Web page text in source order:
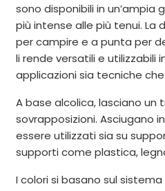
sono disponibili in
più intense alle più tenui. La
per campire e a punta per
li rende versatili e utilizzabili
applicazioni sia tecniche
A base alcolica, lasciano
sovrapposizioni. Asciugano
essere utilizzati sia su
supporti come plastica,
I colori si basano sul sistema